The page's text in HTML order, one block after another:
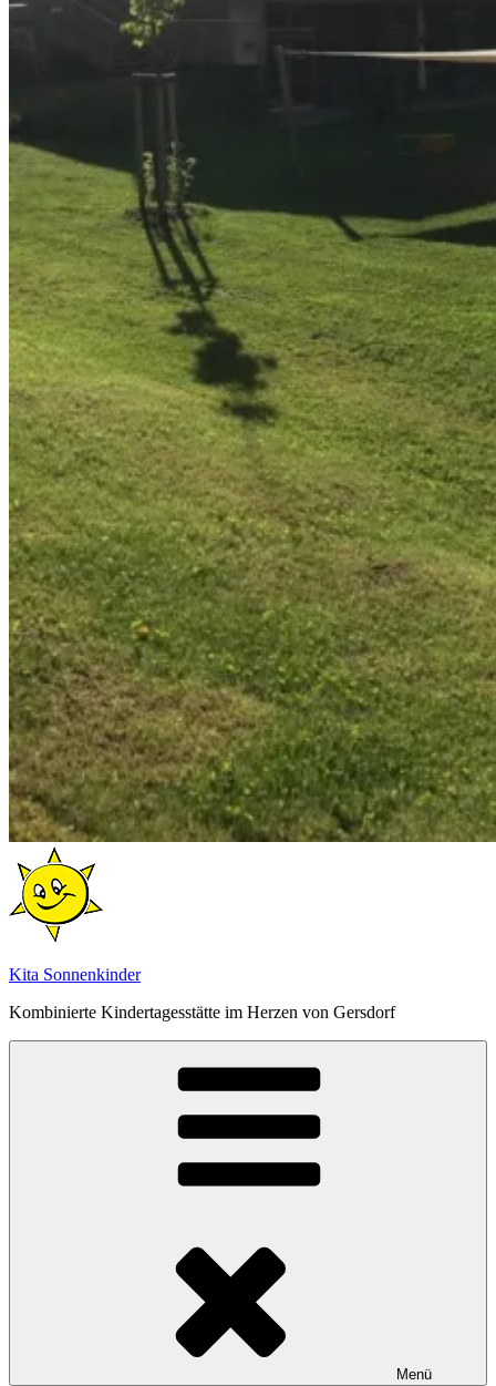
Kita Sonnenkinder
Kombinierte Kindertagesstätte im Herzen von Gersdorf
Menü